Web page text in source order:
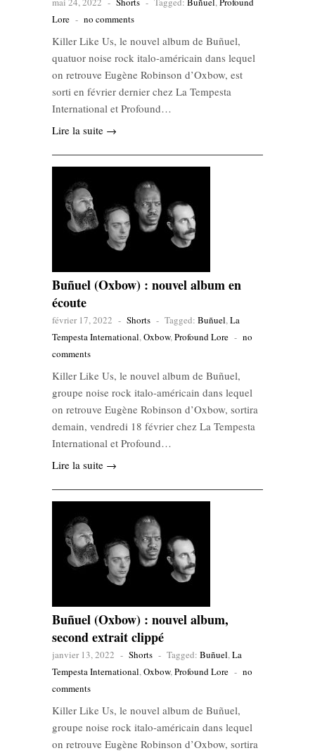
Lore - no comments
Killer Like Us, le nouvel album de Buñuel,
quatuor noise rock italo-américain dans lequel
on retrouve Eugène Robinson d’Oxbow, est
sorti en février dernier chez La Tempesta
International et Profound…
Lire la suite →
Buñuel (Oxbow) : nouvel album en
écoute
février 17, 2022 - Shorts - Tagged: Buñuel,La
Tempesta International,Oxbow,Profound Lore - no
comments
Killer Like Us, le nouvel album de Buñuel,
groupe noise rock italo-américain dans lequel
on retrouve Eugène Robinson d’Oxbow, sortira
demain, vendredi 18 février chez La Tempesta
International et Profound…
Lire la suite →
Buñuel (Oxbow) : nouvel album,
second extrait clippé
janvier 13, 2022 - Shorts - Tagged: Buñuel,La
Tempesta International,Oxbow,Profound Lore - no
comments
Killer Like Us, le nouvel album de Buñuel,
groupe noise rock italo-américain dans lequel
on retrouve Eugène Robinson d’Oxbow, sortira